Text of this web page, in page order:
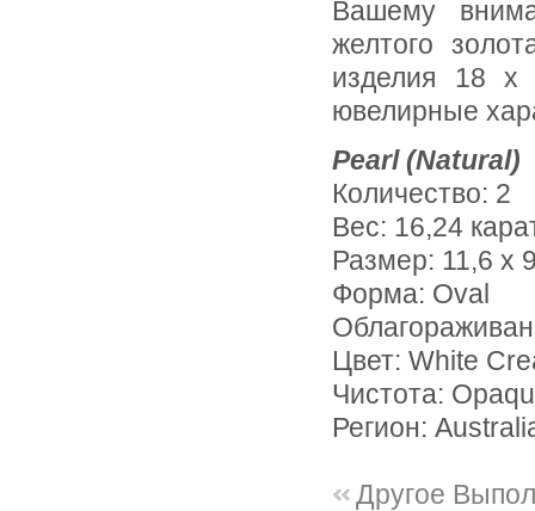
Вашему вниманию предлагаются подвески для серег из
желтого
изделия 18
ювелирные
Pearl (Natural)
Количество: 2
Вес: 16,24
Размер: 11,6 х
Форма: Oval
Цвет: White
Чистота:
Регион:
Другое